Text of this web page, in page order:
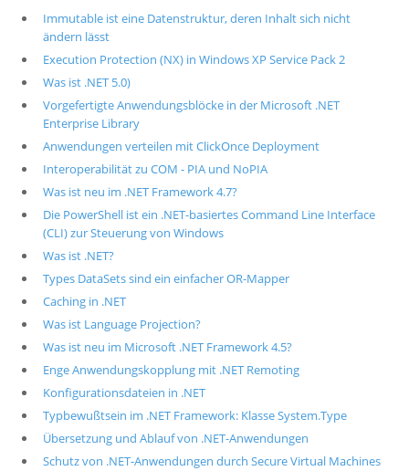
Immutable ist eine Datenstruktur, deren Inhalt sich nicht
ändern lässt
Execution Protection (NX) in Windows XP Service Pack 2
Was ist .NET 5.0)
Vorgefertigte Anwendungsblöcke in der Microsoft .NET
Enterprise Library
Anwendungen verteilen mit ClickOnce Deployment
Interoperabilität zu COM - PIA und NoPIA
Was ist neu im .NET Framework 4.7?
Die PowerShell ist ein .NET-basiertes Command Line Interface
(CLI) zur Steuerung von Windows
Was ist .NET?
Types DataSets sind ein einfacher OR-Mapper
Caching in .NET
Was ist Language Projection?
Was ist neu im Microsoft .NET Framework 4.5?
Enge Anwendungskopplung mit .NET Remoting
Konfigurationsdateien in .NET
Typbewußtsein im .NET Framework: Klasse System.Type
Übersetzung und Ablauf von .NET-Anwendungen
Schutz von .NET-Anwendungen durch Secure Virtual Machines